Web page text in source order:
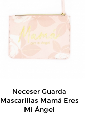
Neceser Guarda
Mascarillas Mamá Eres
Mi Ángel